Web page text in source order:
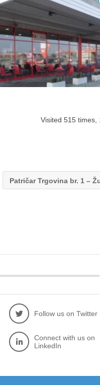
Visited 515 times,
Patričar Trgovina br. 1 –
Follow us on Twitter
Connect with us on
LinkedIn